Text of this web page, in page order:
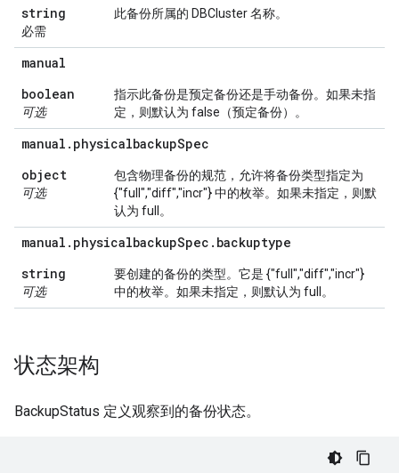
string
必需
此备份所属的 DBCluster 名称。
manual
boolean
可选
指示此备份是预定备份还是手动备份。如果未指
定，则默认为 false（预定备份）。
manual . physicalbackupSpec
object
可选
包含物理备份的规范，允许将备份类型指定为
{"full","diff","incr"} 中的枚举。如果未指定，则默
认为 full。
manual . physicalbackupSpec . backuptype
string
可选
要创建的备份的类型。它是 {"full","diff","incr"}
中的枚举。如果未指定，则默认为 full。
状态架构
BackupStatus 定义观察到的备份状态。